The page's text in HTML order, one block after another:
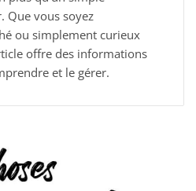
Que vous soyez
ou simplement curieux
offre des informations
et le gérer.